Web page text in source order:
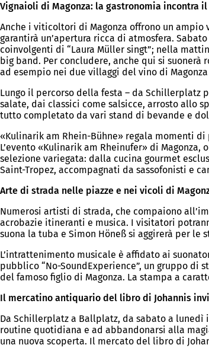
Vignaioli di Magonza: la gastronomia incontra
Anche i viticoltori di Magonza offrono un ampio
garantirà un’apertura ricca di atmosfera.
coinvolgenti di “Laura Müller singt”; nella
big band. Per concludere, anche qui si
ad esempio nei due villaggi del vino di
Lungo il percorso della festa – da Schillerplatz
salate, dai classici come salsicce, arrosto allo
tutto completato da vari stand di bevande e
«Kulinarik am Rhein-Bühne» regala momenti di
L’evento «Kulinarik am Rheinufer» di
selezione variegata: dalla cucina gourmet
Saint-Tropez, accompagnati da sassofonisti e
Arte di strada nelle piazze e nei vicoli di
Numerosi artisti di strada, che compaiono
acrobazie itineranti e musica. I visitatori
suona la tuba e Simon Höneß si aggirerà per le
L’intrattenimento musicale è affidato ai
pubblico “No-SoundExperience”, un gruppo di
del famoso figlio di Magonza. La stampa a
Il mercatino antiquario del libro di Johannis
Da Schillerplatz a Ballplatz, da sabato a
routine quotidiana e ad abbandonarsi alla
una nuova scoperta. Il mercato del libro di